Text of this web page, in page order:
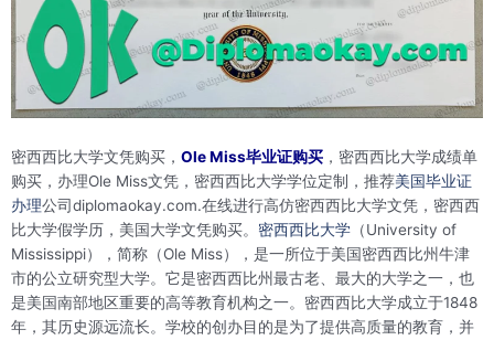
密西西比大学文凭购买， Ole Miss毕业证购买 ，密西西比大学成绩单
购买，办理Ole Miss文凭，密西西比大学学位定制，推荐美国毕业证
办理公司diplomaokay.com.在线进行高仿密西西比大学文凭，密西西
比大学假学历，美国大学文凭购买。 密西西比大学 （University of
Mississippi），简称（Ole Miss），是一所位于美国密西西比州牛津
市的公立研究型大学。它是密西西比州最古老、最大的大学之一，也
是美国南部地区重要的高等教育机构之一。密西西比大学成立于1848
年，其历史源远流长。学校的创办目的是为了提供高质量的教育，并